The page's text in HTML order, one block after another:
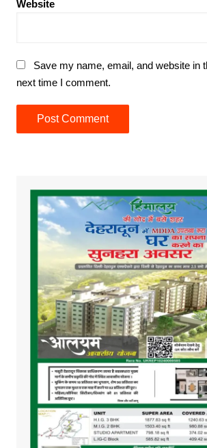
Website
Save my name, email, and website in
next time I comment.